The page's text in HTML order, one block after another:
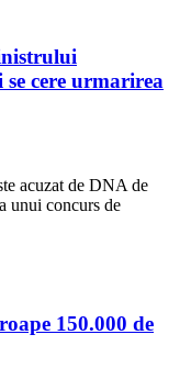
cere urmarirea
acuzat de DNA de
unui concurs de
150.000 de